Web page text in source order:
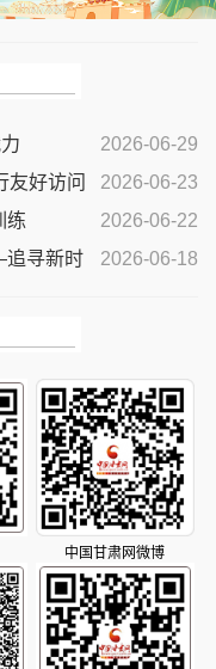
2026-06-29
2026-06-23
友好访问
2026-06-22
练
2026-06-18
寻新时
中国甘肃网微博